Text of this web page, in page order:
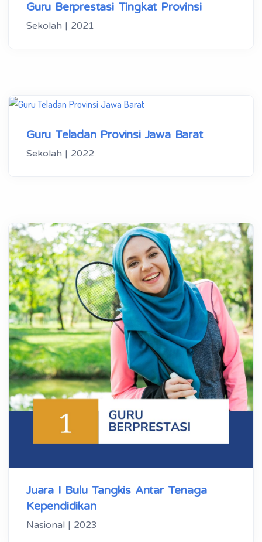
Guru Berprestasi Tingkat Provinsi
Sekolah | 2021
Guru Teladan Provinsi Jawa Barat
Sekolah | 2022
Juara I Bulu Tangkis Antar Tenaga
Kependidikan
Nasional | 2023